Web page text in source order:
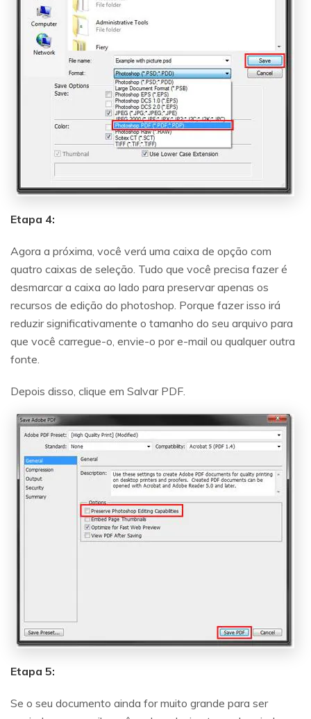
Etapa 4:
Agora a próxima, você verá uma caixa de opção com
quatro caixas de seleção. Tudo que você precisa fazer é
desmarcar a caixa ao lado para preservar apenas os
recursos de edição do photoshop. Porque fazer isso irá
reduzir significativamente o tamanho do seu arquivo para
que você carregue-o, envie-o por e-mail ou qualquer outra
fonte.
Depois disso, clique em Salvar PDF.
Etapa 5:
Se o seu documento ainda for muito grande para ser